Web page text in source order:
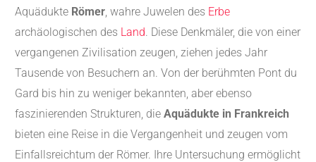
Aquädukte Römer , wahre Juwelen des Erbe
archäologischen des Land . Diese Denkmäler, die von einer
vergangenen Zivilisation zeugen, ziehen jedes Jahr
Tausende von Besuchern an. Von der berühmten Pont du
Gard bis hin zu weniger bekannten, aber ebenso
faszinierenden Strukturen, die Aquädukte in Frankreich
bieten eine Reise in die Vergangenheit und zeugen vom
Einfallsreichtum der Römer. Ihre Untersuchung ermöglicht